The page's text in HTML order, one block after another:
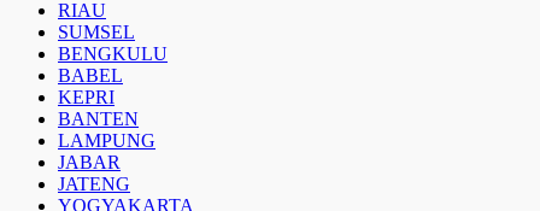
RIAU
SUMSEL
BENGKULU
BABEL
KEPRI
BANTEN
LAMPUNG
JABAR
JATENG
YOGYAKARTA